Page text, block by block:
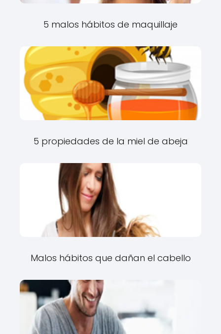
5 malos hábitos de maquillaje
5 propiedades de la miel de abeja
Malos hábitos que dañan el cabello